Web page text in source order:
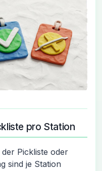
pro Station
Pickliste oder
sind je Station